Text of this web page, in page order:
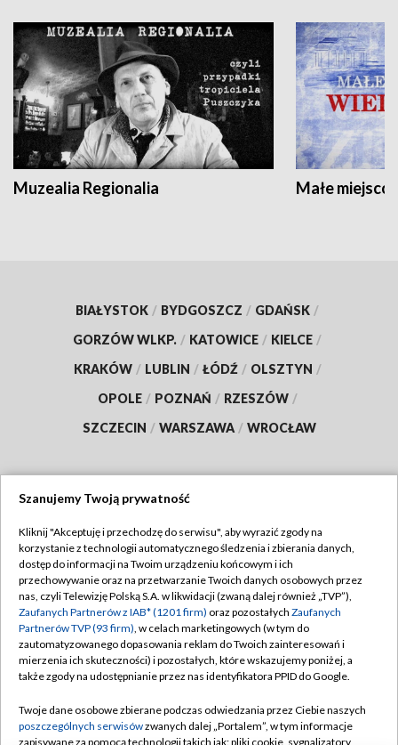
Muzealia Regionalia Małe
BIAŁYSTOK / BYDGOSZCZ / GDAŃSK /
GORZÓW WLKP. / KATOWICE / KIELCE /
KRAKÓW / LUBLIN / ŁÓDŹ / OLSZTYN /
OPOLE / POZNAŃ / RZESZÓW /
SZCZECIN / WARSZAWA / WROCŁAW
TVP
Abonament TVP
Emisja w TVP
Centrum informacji TVP
Naziemna Telewizja Cyfrowa
Rada Programowa
Regulamin TVP
Polityka prywatności
Moje zgody
Pomoc
Kontakt
Szanujemy Twoją prywatność
Kliknij "Akceptuję i przechodzę do serwisu", aby wyrazić zgody na
korzystanie z technologii automatycznego śledzenia i zbierania danych,
dostęp do informacji na Twoim urządzeniu końcowym i ich
przechowywanie oraz na przetwarzanie Twoich danych osobowych przez
nas, czyli Telewizję Polską S.A. w likwidacji (zwaną dalej również „TVP”),
Zaufanych Partnerów z IAB* (1201 firm) oraz pozostałych Zaufanych
Partnerów TVP (93 firm), w celach marketingowych (w tym do
zautomatyzowanego dopasowania reklam do Twoich zainteresowań i
mierzenia ich skuteczności) i pozostałych, które wskazujemy poniżej, a
także zgody na udostępnianie przez nas identyfikatora PPID do Google.
Twoje dane osobowe zbierane podczas odwiedzania przez Ciebie naszych
poszczególnych serwisówzwanych dalej „Portalem”, w tym informacje
zapisywane za pomocą technologii takich jak: pliki cookie, sygnalizatory